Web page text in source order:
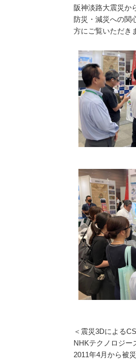
阪神淡路大震災か
防災・減災への関
方にご覧いただき
＜震災3Dによる
NHKテクノロジー
2011年4月から被